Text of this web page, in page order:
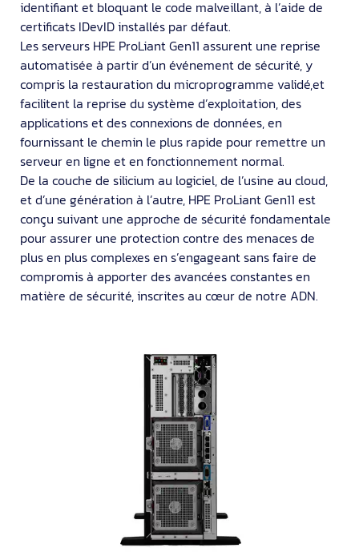
identifiant et bloquant le code malveillant, à l’aide de
certificats IDevID installés par défaut.
Les serveurs HPE ProLiant Gen11 assurent une reprise
automatisée à partir d’un événement de sécurité, y
compris la restauration du microprogramme validé,et
facilitent la reprise du système d’exploitation, des
applications et des connexions de données, en
fournissant le chemin le plus rapide pour remettre un
serveur en ligne et en fonctionnement normal.
De la couche de silicium au logiciel, de l’usine au cloud,
et d’une génération à l’autre, HPE ProLiant Gen11 est
conçu suivant une approche de sécurité fondamentale
pour assurer une protection contre des menaces de
plus en plus complexes en s’engageant sans faire de
compromis à apporter des avancées constantes en
matière de sécurité, inscrites au cœur de notre ADN.